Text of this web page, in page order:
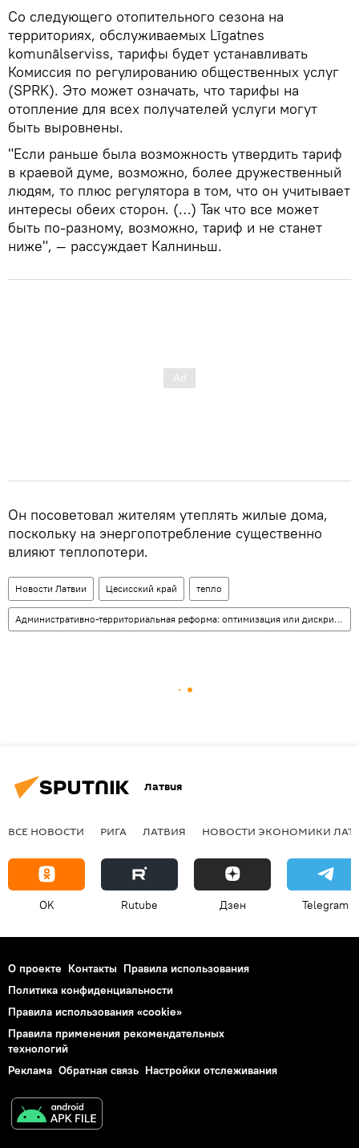
Со следующего отопительного сезона на
территориях, обслуживаемых Līgatnes
komunālserviss, тарифы будет устанавливать
Комиссия по регулированию общественных услуг
(SPRK). Это может означать, что тарифы на
отопление для всех получателей услуги могут
быть выровнены.
"Если раньше была возможность утвердить тариф
в краевой думе, возможно, более дружественный
людям, то плюс регулятора в том, что он учитывает
интересы обеих сторон. (…) Так что все может
быть по-разному, возможно, тариф и не станет
ниже", — рассуждает Калниньш.
Он посоветовал жителям утеплять жилые дома,
поскольку на энергопотребление существенно
влияют теплопотери.
Новости Латвии Цесисский край тепло
Административно-территориальная реформа: оптимизация или дискриминация
Латвия
ВСЕ НОВОСТИ РИГА ЛАТВИЯ НОВОСТИ ЭКОНОМИКИ
OK Rutube Дзен Telegram
О проекте Контакты Правила использования
Политика конфиденциальности
Правила использования «cookie»
Правила применения рекомендательных
технологий
Реклама Обратная связь Настройки отслеживания